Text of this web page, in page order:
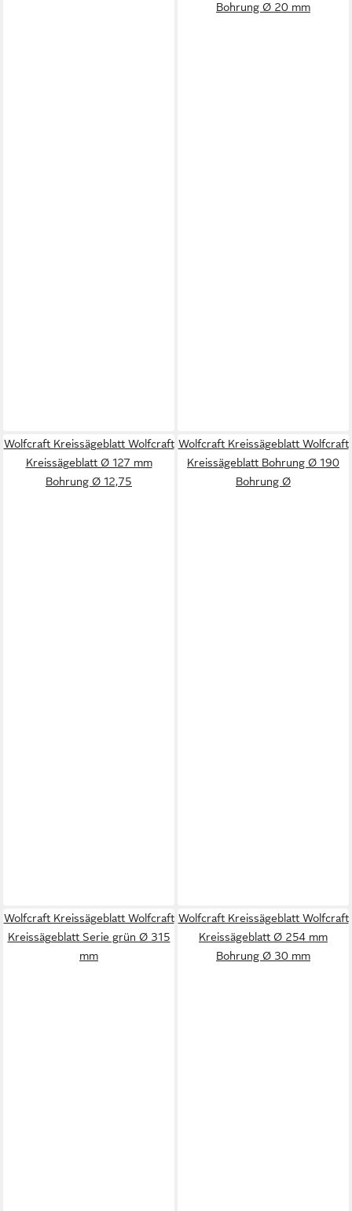
Bohrung Ø 20 mm
Wolfcraft Kreissägeblatt Wolfcraft
Kreissägeblatt Ø 127 mm
Bohrung Ø 12,75
Wolfcraft Kreissägeblatt Wolfcraft
Kreissägeblatt Bohrung Ø 190
Bohrung Ø
Wolfcraft Kreissägeblatt Wolfcraft
Kreissägeblatt Serie grün Ø 315
mm
Wolfcraft Kreissägeblatt Wolfcraft
Kreissägeblatt Ø 254 mm
Bohrung Ø 30 mm